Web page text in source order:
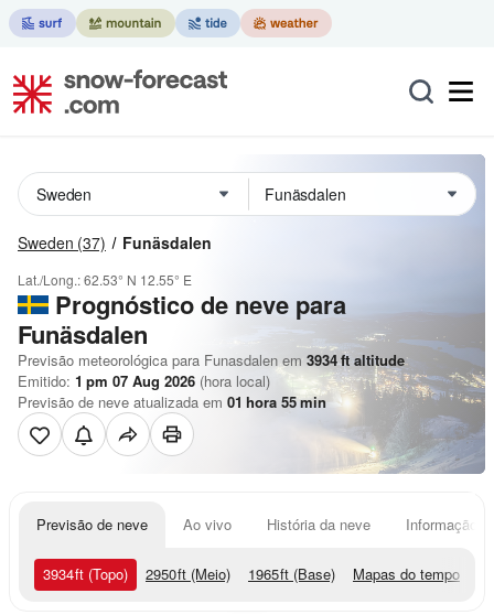
Sweden (37) Funäsdalen
Lat./Long.:62.53° N 12.55° E
Prognóstico de neve para
Funäsdalen
Previsão meteorológica para Funasdalen em 3934ftaltitude
Emitido: 1 pm 07 Aug 2026 (hora local)
Previsão de neve atualizada em 01 hora 55min
Previsão de neve Ao vivo História da neve Informação
3934ft (Topo) 2950ft (Meio) 1965ft (Base) Mapas do tempo